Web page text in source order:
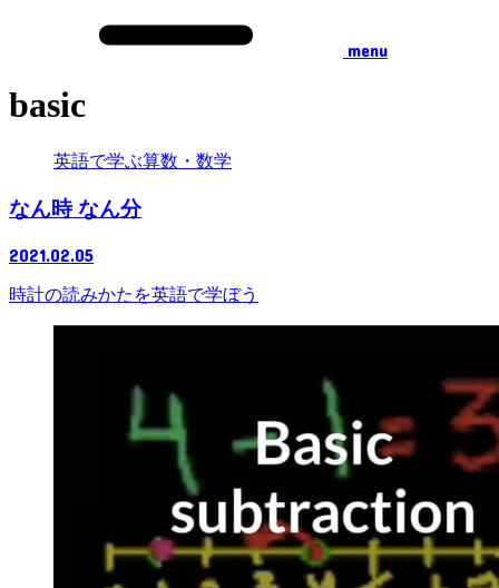
menu
basic
英語で学ぶ算数・数学
なん時 なん分
2021.02.05
時計の読みかたを英語で学ぼう